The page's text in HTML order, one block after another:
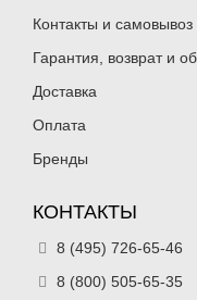
Контакты и самовывоз
Гарантия, возврат и
Доставка
Оплата
Бренды
КОНТАКТЫ
8 (495) 726-65-46
8 (800) 505-65-35